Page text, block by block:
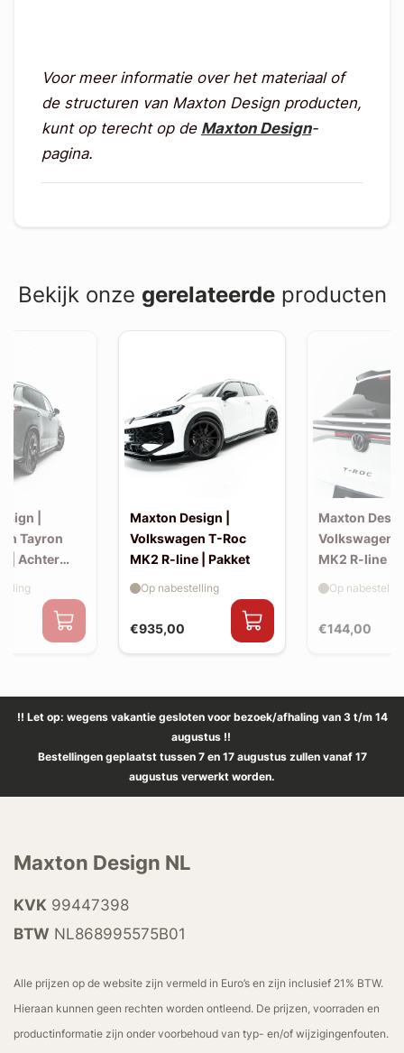
Voor meer informatie over het materiaal of
de structuren van Maxton Design producten,
kunt op terecht op de Maxton Design-
pagina.
Bekijk onze gerelateerdeproducten
|
Tayron
| Achter
Maxton Design |
Volkswagen T-Roc
MK2 R-line | Pakket
€935,00
Op nabestelling
Maxton
Volkswagen
MK2 R-line |
extension
€144,00
Op
!! Let op: wegens vakantie gesloten voor bezoek/afhaling van 3 t/m 14
augustus !!
Bestellingen geplaatst tussen 7 en 17 augustus zullen vanaf 17
augustus verwerkt worden.
Maxton Design NL
KVK 99447398
BTW NL868995575B01
Alle prijzen op de website zijn vermeld in Euro’s en zijn inclusief 21% BTW.
Hieraan kunnen geen rechten worden ontleend. De prijzen, voorraden en
productinformatie zijn onder voorbehoud van typ- en/of wijzigingenfouten.